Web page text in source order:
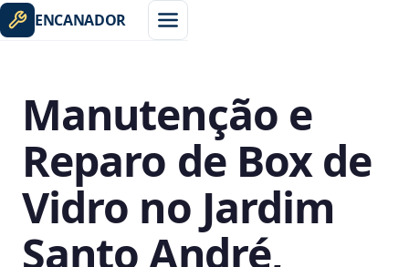
ENCANADOR
Manutenção e
Reparo de Box de
Vidro no Jardim
Santo André,